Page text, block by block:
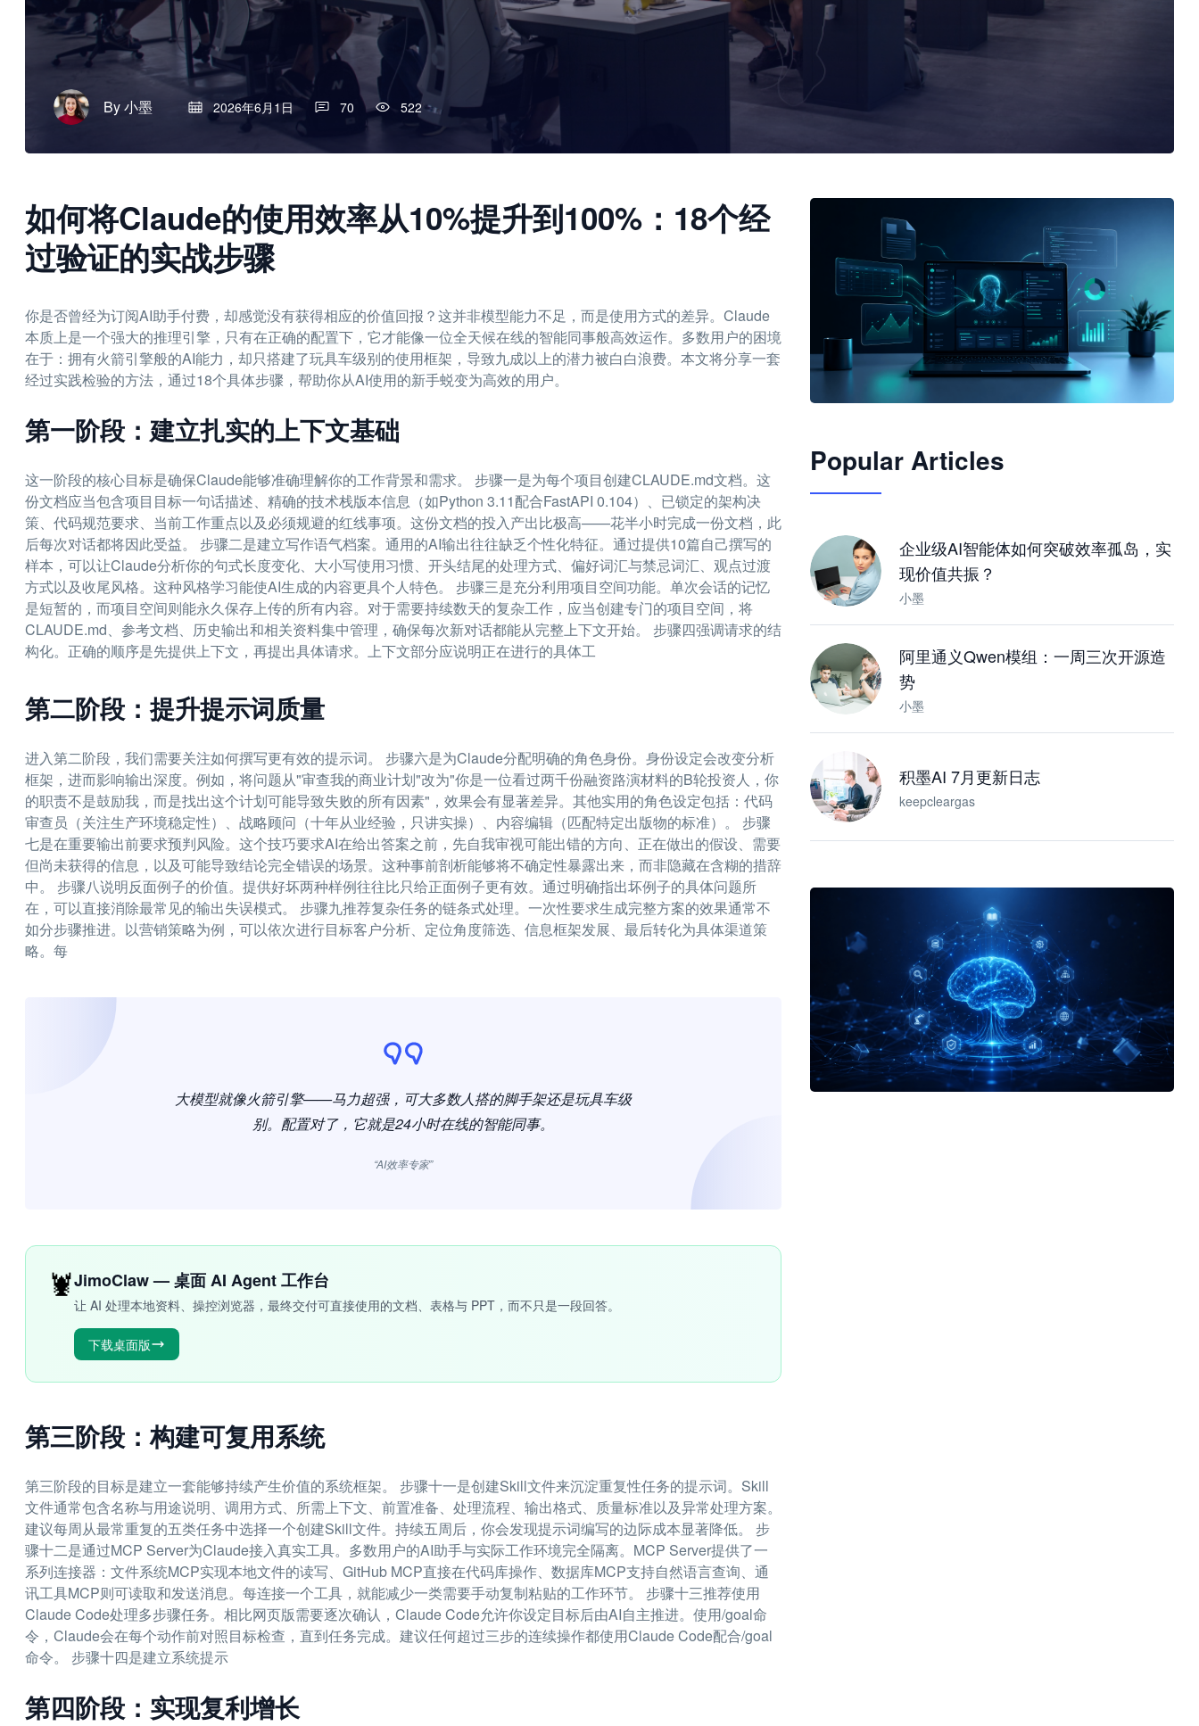
By小墨 2026年6月1日 70 522
如何将Claude的使用效率从10%提升到100%：18个经
过验证的实战步骤
你是否曾经为订阅AI助手付费，却感觉没有获得相应的价值回报？这并非模型能力不足，而是使用方式的差异。Claude
本质上是一个强大的推理引擎，只有在正确的配置下，它才能像一位全天候在线的智能同事般高效运作。多数用户的困境
在于：拥有火箭引擎般的AI能力，却只搭建了玩具车级别的使用框架，导致九成以上的潜力被白白浪费。本文将分享一套
经过实践检验的方法，通过18个具体步骤，帮助你从AI使用的新手蜕变为高效的用户。
第一阶段：建立扎实的上下文基础
这一阶段的核心目标是确保Claude能够准确理解你的工作背景和需求。 步骤一是为每个项目创建CLAUDE.md文档。这
份文档应当包含项目目标一句话描述、精确的技术栈版本信息（如Python 3.11配合FastAPI 0.104）、已锁定的架构决
策、代码规范要求、当前工作重点以及必须规避的红线事项。这份文档的投入产出比极高——花半小时完成一份文档，此
后每次对话都将因此受益。 步骤二是建立写作语气档案。通用的AI输出往往缺乏个性化特征。通过提供10篇自己撰写的
样本，可以让Claude分析你的句式长度变化、大小写使用习惯、开头结尾的处理方式、偏好词汇与禁忌词汇、观点过渡
方式以及收尾风格。这种风格学习能使AI生成的内容更具个人特色。 步骤三是充分利用项目空间功能。单次会话的记忆
是短暂的，而项目空间则能永久保存上传的所有内容。对于需要持续数天的复杂工作，应当创建专门的项目空间，将
CLAUDE.md、参考文档、历史输出和相关资料集中管理，确保每次新对话都能从完整上下文开始。 步骤四强调请求的结
构化。正确的顺序是先提供上下文，再提出具体请求。上下文部分应说明正在进行的具体工
第二阶段：提升提示词质量
进入第二阶段，我们需要关注如何撰写更有效的提示词。 步骤六是为Claude分配明确的角色身份。身份设定会改变分析
框架，进而影响输出深度。例如，将问题从"审查我的商业计划"改为"你是一位看过两千份融资路演材料的B轮投资人，你
的职责不是鼓励我，而是找出这个计划可能导致失败的所有因素"，效果会有显著差异。其他实用的角色设定包括：代码
审查员（关注生产环境稳定性）、战略顾问（十年从业经验，只讲实操）、内容编辑（匹配特定出版物的标准）。 步骤
七是在重要输出前要求预判风险。这个技巧要求AI在给出答案之前，先自我审视可能出错的方向、正在做出的假设、需要
但尚未获得的信息，以及可能导致结论完全错误的场景。这种事前剖析能够将不确定性暴露出来，而非隐藏在含糊的措辞
中。 步骤八说明反面例子的价值。提供好坏两种样例往往比只给正面例子更有效。通过明确指出坏例子的具体问题所
在，可以直接消除最常见的输出失误模式。 步骤九推荐复杂任务的链条式处理。一次性要求生成完整方案的效果通常不
如分步骤推进。以营销策略为例，可以依次进行目标客户分析、定位角度筛选、信息框架发展、最后转化为具体渠道策
略。每
大模型就像火箭引擎——马力超强，可大多数人搭的脚手架还是玩具车级
别。配置对了，它就是24小时在线的智能同事。
“AI效率专家”
🦞JimoClaw — 桌面 AI Agent 工作台
让 AI 处理本地资料、操控浏览器，最终交付可直接使用的文档、表格与 PPT，而不只是一段回答。
下载桌面版
第三阶段：构建可复用系统
第三阶段的目标是建立一套能够持续产生价值的系统框架。 步骤十一是创建Skill文件来沉淀重复性任务的提示词。Skill
文件通常包含名称与用途说明、调用方式、所需上下文、前置准备、处理流程、输出格式、质量标准以及异常处理方案。
建议每周从最常重复的五类任务中选择一个创建Skill文件。持续五周后，你会发现提示词编写的边际成本显著降低。 步
骤十二是通过MCP Server为Claude接入真实工具。多数用户的AI助手与实际工作环境完全隔离。MCP Server提供了一
系列连接器：文件系统MCP实现本地文件的读写、GitHub MCP直接在代码库操作、数据库MCP支持自然语言查询、通
讯工具MCP则可读取和发送消息。每连接一个工具，就能减少一类需要手动复制粘贴的工作环节。 步骤十三推荐使用
Claude Code处理多步骤任务。相比网页版需要逐次确认，Claude Code允许你设定目标后由AI自主推进。使用/goal命
令，Claude会在每个动作前对照目标检查，直到任务完成。建议任何超过三步的连续操作都使用Claude Code配合/goal
命令。 步骤十四是建立系统提示
第四阶段：实现复利增长
JimoClaw 桌面 AI Agent 工作台
Popular Articles
企业级AI智能体如何突破效率孤岛，实
现价值共振？
小墨
阿里通义Qwen模组：一周三次开源造
势
小墨
积墨AI 7月更新日志
keepcleargas